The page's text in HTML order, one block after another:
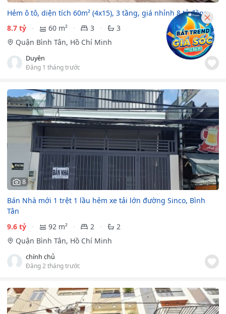
Hẻm ô tô, diện tích 60m² (4x15), 3 tầng, giá nhỉnh 8 tỷ đồng
8.7 tỷ
60 m² 3
3
Quận Bình Tân, Hồ Chí Minh
Duyên
Đăng 1 tháng trước
8
Bán Nhà mới 1 trệt 1 lầu hẻm xe tải lớn đường Sinco, Bình
Tân
9.6 tỷ
92 m² 2
2
Quận Bình Tân, Hồ Chí Minh
chính chủ
Đăng 2 tháng trước